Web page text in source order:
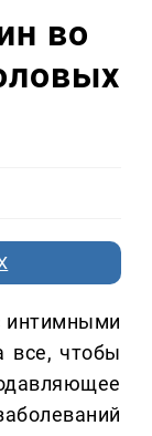
во
интимными
все, чтобы